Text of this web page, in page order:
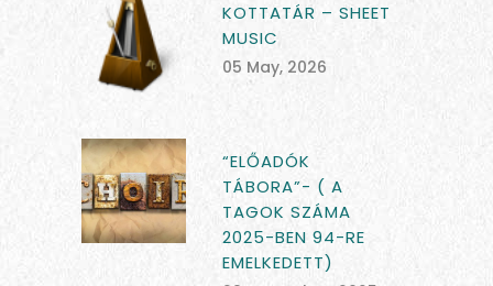
KOTTATÁR – SHEET
MUSIC
05 May, 2026
“ELŐADÓK
TÁBORA”- ( A
TAGOK SZÁMA
2025-BEN 94-RE
EMELKEDETT)